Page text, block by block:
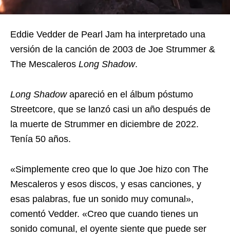
Eddie Vedder de Pearl Jam ha interpretado una
versión de la canción de 2003 de Joe Strummer &
The Mescaleros Long Shadow.
Long Shadowapareció en el álbum póstumo
Streetcore, que se lanzó casi un año después de
la muerte de Strummer en diciembre de 2022.
Tenía 50 años.
«Simplemente creo que lo que Joe hizo con The
Mescaleros y esos discos, y esas canciones, y
esas palabras, fue un sonido muy comunal»,
comentó Vedder. «Creo que cuando tienes un
sonido comunal, el oyente siente que puede ser